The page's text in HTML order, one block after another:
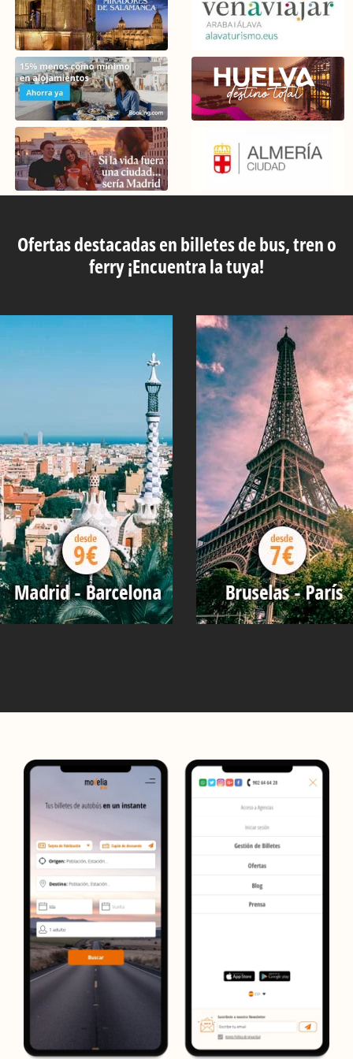
Ofertas destacadas en billetes de bus, tren o
ferry ¡Encuentra la tuya!